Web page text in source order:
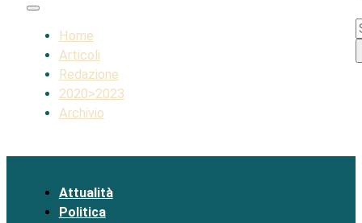
Home
Articoli
Redazione
2020>2023
Archivio
Attualità
Politica